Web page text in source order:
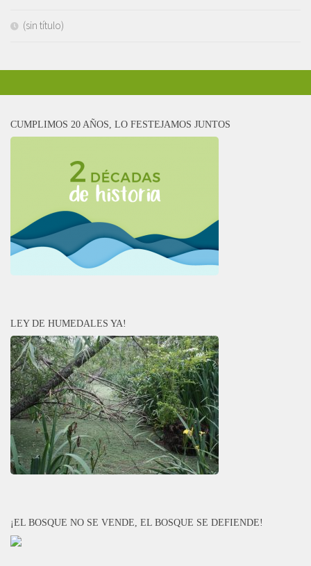
(sin título)
CUMPLIMOS 20 AÑOS, LO FESTEJAMOS JUNTOS
LEY DE HUMEDALES YA!
¡EL BOSQUE NO SE VENDE, EL BOSQUE SE DEFIENDE!